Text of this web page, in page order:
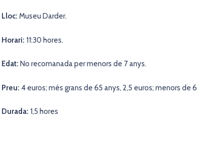
Lloc: Museu Darder.
Horari: 11:30 hores.
Edat: No recomanada per menors de 7 anys.
Preu: 4 euros; més grans de 65 anys, 2,5 euros; menors de
Durada: 1,5 hores